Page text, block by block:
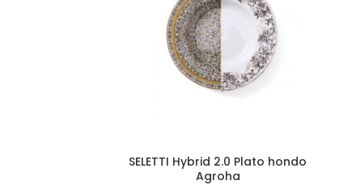
LEER MÁS
SELETTI Hybrid 2.0 Plato hondo
Agroha